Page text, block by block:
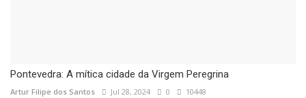
Pontevedra: A mítica cidade da Virgem Peregrina
Artur Filipe dos Santos Jul 28, 2024 0 10448